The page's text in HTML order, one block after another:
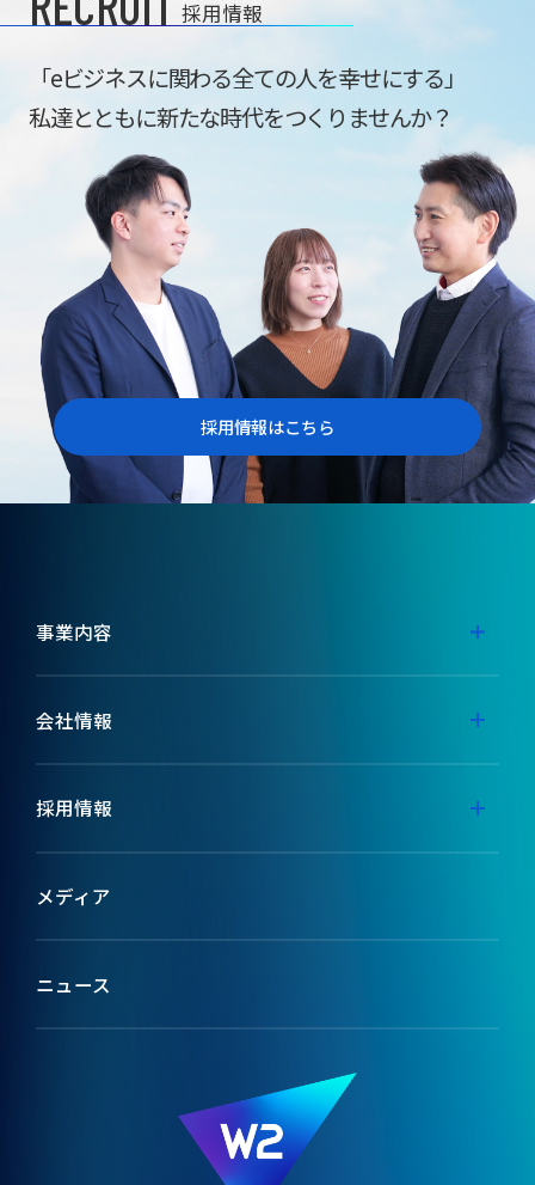
採用情報
「eビジネスに関わる全ての人を幸せにする」
私達とともに新たな時代をつくりませんか？
採用情報はこちら
事業内容
事業内容
会社情報
代表メッセージ
ミッション
ブランドコンセプト
採用情報
採用特設サイト
テックメディア
メディア
ニュース